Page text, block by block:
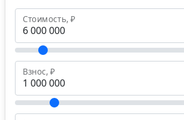
Стоимость, ₽
Взнос, ₽